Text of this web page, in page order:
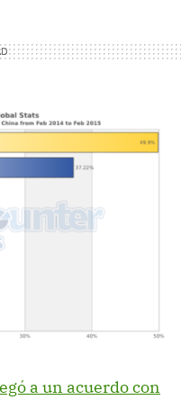
a un acuerdo con